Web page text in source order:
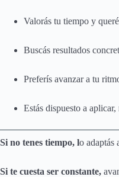
Valorás tu tiempo y
Buscás resultados
Preferís avanzar a tu
Estás dispuesto a
Si no tenes tiempo, lo adaptás
Si te cuesta ser constante,